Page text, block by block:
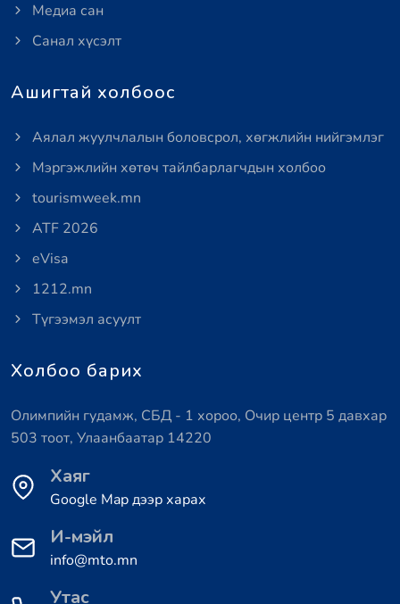
Медиа сан
Санал хүсэлт
Ашигтай холбоос
Аялал жуулчлалын боловсрол, хөгжлийн нийгэмлэг
Мэргэжлийн хөтөч тайлбарлагчдын холбоо
tourismweek.mn
ATF 2026
eVisa
1212.mn
Түгээмэл асуулт
Холбоо барих
Олимпийн гудамж, СБД - 1 хороо, Очир центр 5 давхар
503 тоот, Улаанбаатар 14220
Хаяг
Google Map дээр харах
И-мэйл
info@mto.mn
Утас